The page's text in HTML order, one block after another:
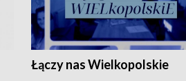
Łączy nas Wielkopolskie